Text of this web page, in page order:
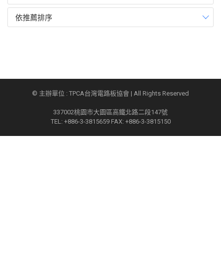
依推薦排序
© 主辦單位 : TPCA台灣電路板協會 | All Rights Reserved
337002桃園市大園區高鐵北路二段147號
TEL: +886-3-3815659 FAX: +886-3-3815150